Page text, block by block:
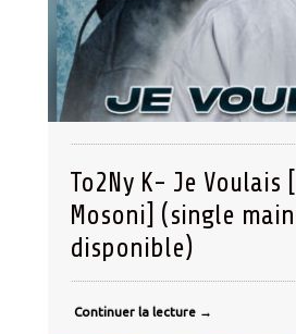
To2Ny K- Je Voulais
Mosoni] (single
disponible)
Continuer la lecture →